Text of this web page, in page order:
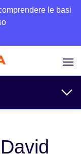
le basi
David